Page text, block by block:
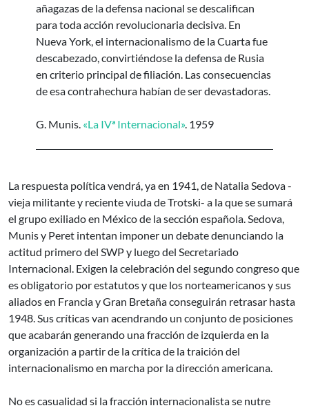
añagazas de la defensa nacional se descalifican
para toda acción revolucionaria decisiva. En
Nueva York, el internacionalismo de la Cuarta fue
descabezado, convirtiéndose la defensa de Rusia
en criterio principal de filiación. Las consecuencias
de esa contrahechura habían de ser devastadoras.
G. Munis. «La IVª Internacional». 1959
La respuesta política vendrá, ya en 1941, de Natalia Sedova -
vieja militante y reciente viuda de Trotski- a la que se sumará
el grupo exiliado en México de la sección española. Sedova,
Munis y Peret intentan imponer un debate denunciando la
actitud primero del SWP y luego del Secretariado
Internacional. Exigen la celebración del segundo congreso que
es obligatorio por estatutos y que los norteamericanos y sus
aliados en Francia y Gran Bretaña conseguirán retrasar hasta
1948. Sus críticas van acendrando un conjunto de posiciones
que acabarán generando una fracción de izquierda en la
organización a partir de la crítica de la traición del
internacionalismo en marcha por la dirección americana.
No es casualidad si la fracción internacionalista se nutre